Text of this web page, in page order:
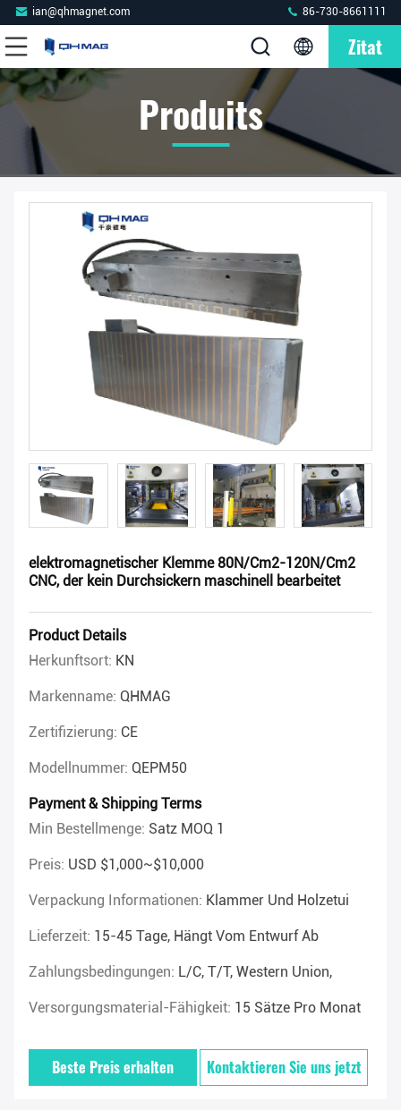
ian@qhmagnet.com 86-730-8661111
Zitat
Produits
elektromagnetischer Klemme 80N/Cm2-120N/Cm2
CNC, der kein Durchsickern maschinell bearbeitet
Product Details
Herkunftsort: KN
Markenname: QHMAG
Zertifizierung: CE
Modellnummer: QEPM50
Payment & Shipping Terms
Min Bestellmenge: Satz MOQ 1
Preis: USD $1,000~$10,000
Verpackung Informationen: Klammer Und Holzetui
Lieferzeit: 15-45 Tage, Hängt Vom Entwurf Ab
Zahlungsbedingungen: L/C, T/T, Western Union,
Versorgungsmaterial-Fähigkeit: 15 Sätze Pro Monat
Beste Preis erhalten Kontaktieren Sie uns jetzt